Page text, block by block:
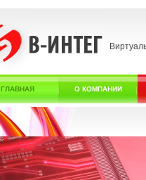
ГЛАВНАЯ О КОМПАНИИ